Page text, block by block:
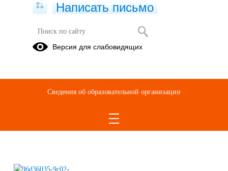
Ашканова Зулима Даудовна
Написать письмо
Версия для слабовидящих
Сведения об образовательной организации